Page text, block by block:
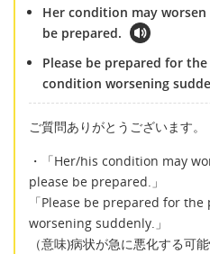
Her condition may
be prepared.
Please be prepared for
condition worsening
ご質問ありがとうございます。
・「Her/his condition may
please be prepared.」
「Please be prepared for
worsening suddenly.」
（意味)病状が急に悪化する可